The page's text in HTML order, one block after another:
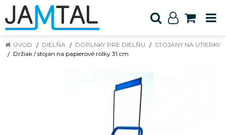
ÚVOD DIELŇA DOPLNKY PRE DIELŇU
STOJANY NA UTIERKY
Držiak / stojan na papierové rolky 31 cm